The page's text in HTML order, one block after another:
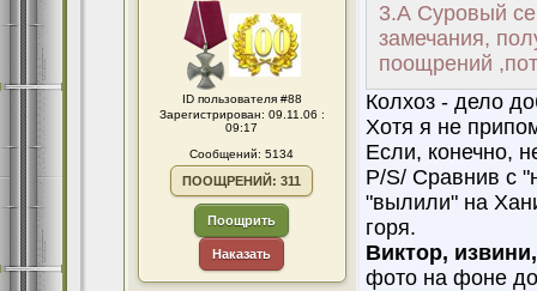
ID пользователя #88
Зарегистрирован: 09.11.06 :
09:17
Сообщений: 5134
ПООЩРЕНИЙ: 311
Поощрить
Наказать
3.А Суровый
замечания,
поощрений
Колхоз - дело
Хотя я не
Если, конечно,
P/S/ Сравнив с
"вылили" на
горя.
Виктор,
фото на фоне